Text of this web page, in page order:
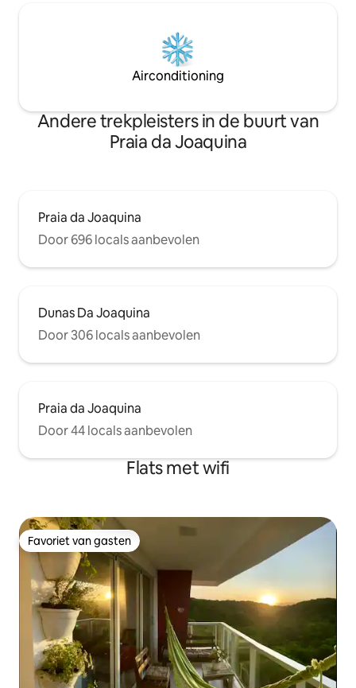
Airconditioning
Andere trekpleisters in de buurt van
Praia da Joaquina
Praia da Joaquina
Door 696 locals aanbevolen
Dunas Da Joaquina
Door 306 locals aanbevolen
Praia da Joaquina
Door 44 locals aanbevolen
Flats met wifi
Favoriet van gasten
Favoriet van gasten